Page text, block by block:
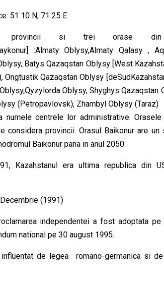
51 10 N, 71 25 E
provincii si trei orase din
:Almaty Oblysy,Almaty Qalasy ,
Batys Qazaqstan Oblysy [West
Ongtustik Qazaqstan Oblysy
Oblysy, Shyghys Qazaqstan
(Petropavlovsk), Zhambyl Oblysy (Taraz)
numele centrele lor administrative.
considera provincii. Orasul Baikonur are
Baikonur pana in anul 2050.
Kazahstanul era ultima republica din
(1991)
independentei a fost adoptata
national pe 30 august 1995.
de legea romano-germanica si